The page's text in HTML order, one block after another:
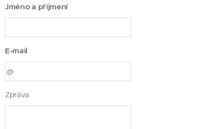
Jméno a příjmení
E-mail
Zpráva